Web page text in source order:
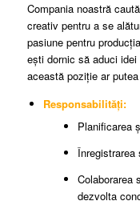
Compania noastră
creativ pentru a se
pasiune pentru
ești dornic să aduci
această poziție ar
Responsabilități:
Planificarea
Înregistrarea
Colaborarea
dezvolta